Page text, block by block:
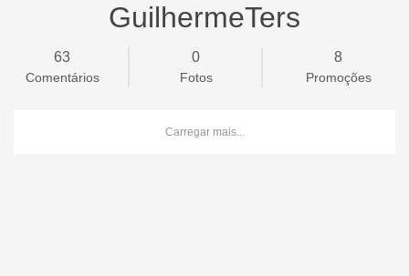
GuilhermeTers
63
Comentários
0
Fotos
8
Promoções
Carregar mais...